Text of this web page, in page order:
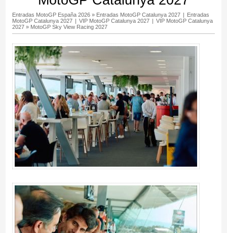
Entradas MotoGP España 2026» Entradas MotoGP Catalunya 2027 | Entradas
MotoGP Catalunya 2027 | VIP MotoGP Catalunya 2027 | VIP MotoGP Catalunya
2027» MotoGP Sky View Racing 2027